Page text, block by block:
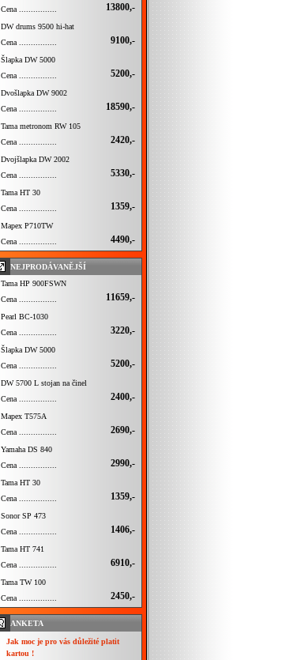
Cena ................
13800,-
DW drums 9500 hi-hat
Cena ................
9100,-
Šlapka DW 5000
Cena ................
5200,-
Dvošlapka DW 9002
Cena ................
18590,-
Tama metronom RW 105
Cena ................
2420,-
Dvojšlapka DW 2002
Cena ................
5330,-
Tama HT 30
Cena ................
1359,-
Mapex P710TW
Cena ................
4490,-
NEJPRODÁVANĚJŠÍ
Tama HP 900FSWN
Cena ................
11659,-
Pearl BC-1030
Cena ................
3220,-
Šlapka DW 5000
Cena ................
5200,-
DW 5700 L stojan na činel
Cena ................
2400,-
Mapex T575A
Cena ................
2690,-
Yamaha DS 840
Cena ................
2990,-
Tama HT 30
Cena ................
1359,-
Sonor SP 473
Cena ................
1406,-
Tama HT 741
Cena ................
6910,-
Tama TW 100
Cena ................
2450,-
ANKETA
Jak moc je pro vás důležité platit
kartou !